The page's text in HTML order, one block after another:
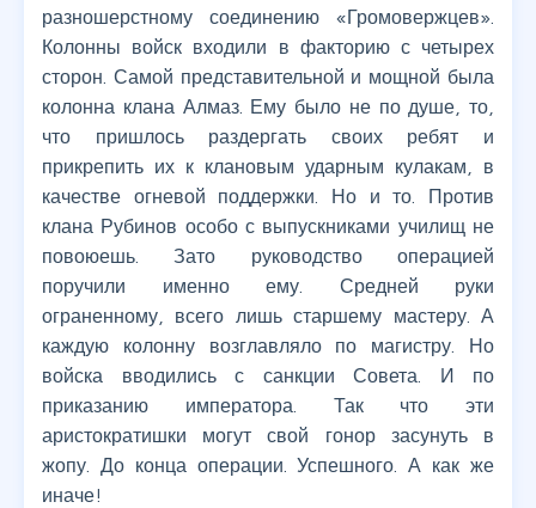
разношерстному соединению «Громовержцев».
Колонны войск входили в факторию с четырех
сторон. Самой представительной и мощной была
колонна клана Алмаз. Ему было не по душе, то,
что пришлось раздергать своих ребят и
прикрепить их к клановым ударным кулакам, в
качестве огневой поддержки. Но и то. Против
клана Рубинов особо с выпускниками училищ не
повоюешь. Зато руководство операцией
поручили именно ему. Средней руки
ограненному, всего лишь старшему мастеру. А
каждую колонну возглавляло по магистру. Но
войска вводились с санкции Совета. И по
приказанию императора. Так что эти
аристократишки могут свой гонор засунуть в
жопу. До конца операции. Успешного. А как же
иначе!